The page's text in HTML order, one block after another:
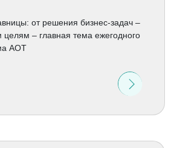
от решения бизнес-задач –
– главная тема ежегодного
АОТ